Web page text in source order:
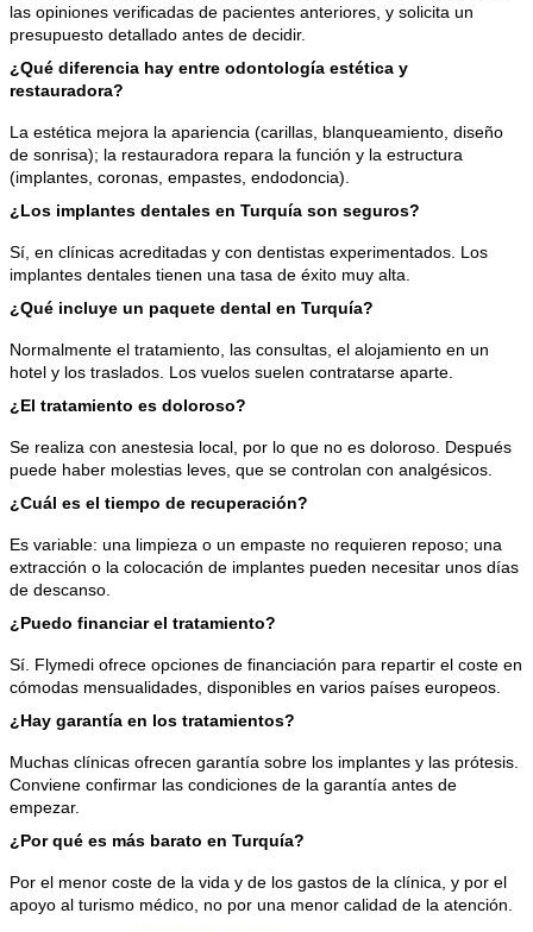
las opiniones verificadas de pacientes anteriores, y solicita un
presupuesto detallado antes de decidir.
¿Qué diferencia hay entre odontología estética y
restauradora?
La estética mejora la apariencia (carillas, blanqueamiento, diseño
de sonrisa); la restauradora repara la función y la estructura
(implantes, coronas, empastes, endodoncia).
¿Los implantes dentales en Turquía son seguros?
Sí, en clínicas acreditadas y con dentistas experimentados. Los
implantes dentales tienen una tasa de éxito muy alta.
¿Qué incluye un paquete dental en Turquía?
Normalmente el tratamiento, las consultas, el alojamiento en un
hotel y los traslados. Los vuelos suelen contratarse aparte.
¿El tratamiento es doloroso?
Se realiza con anestesia local, por lo que no es doloroso. Después
puede haber molestias leves, que se controlan con analgésicos.
¿Cuál es el tiempo de recuperación?
Es variable: una limpieza o un empaste no requieren reposo; una
extracción o la colocación de implantes pueden necesitar unos días
de descanso.
¿Puedo financiar el tratamiento?
Sí. Flymedi ofrece opciones de financiación para repartir el coste en
cómodas mensualidades, disponibles en varios países europeos.
¿Hay garantía en los tratamientos?
Muchas clínicas ofrecen garantía sobre los implantes y las prótesis.
Conviene confirmar las condiciones de la garantía antes de
empezar.
¿Por qué es más barato en Turquía?
Por el menor coste de la vida y de los gastos de la clínica, y por el
apoyo al turismo médico, no por una menor calidad de la atención.